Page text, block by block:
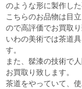
のような形に製作し
こちらのお品物は目
ので高評価でお買取り
いわの美術では茶道
す。
また、髹漆の技術で
お買取り致します。
茶道をやっていて、